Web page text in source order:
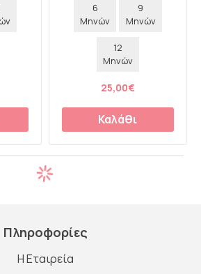
6
Μηνών
9
Μηνών
12
Μηνών
25,00€
Καλάθι
Πληροφορίες
Η Εταιρεία